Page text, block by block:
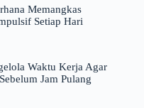
Memangkas
Setiap Hari
Waktu Kerja Agar
Jam Pulang